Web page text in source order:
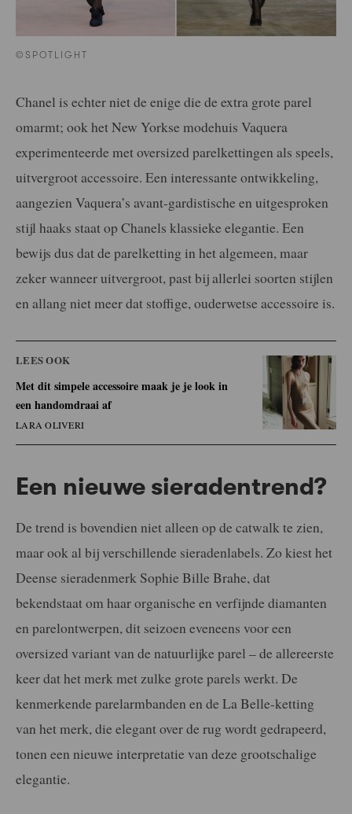
©SPOTLIGHT
Chanel is echter niet de enige die de extra grote parel
omarmt; ook het New Yorkse modehuis Vaquera
experimenteerde met oversized parelkettingen als speels,
uitvergroot accessoire. Een interessante ontwikkeling,
aangezien Vaquera’s avant-gardistische en uitgesproken
stijl haaks staat op Chanels klassieke elegantie. Een
bewijs dus dat de parelketting in het algemeen, maar
zeker wanneer uitvergroot, past bij allerlei soorten stijlen
en allang niet meer dat stoffige, ouderwetse accessoire is.
LEES OOK
Met dit simpele accessoire maak je je look in
een handomdraai af
LARA OLIVERI
Een nieuwe sieradentrend?
De trend is bovendien niet alleen op de catwalk te zien,
maar ook al bij verschillende sieradenlabels. Zo kiest het
Deense sieradenmerk Sophie Bille Brahe, dat
bekendstaat om haar organische en verfijnde diamanten
en parelontwerpen, dit seizoen eveneens voor een
oversized variant van de natuurlijke parel – de allereerste
keer dat het merk met zulke grote parels werkt. De
kenmerkende parelarmbanden en de La Belle-ketting
van het merk, die elegant over de rug wordt gedrapeerd,
tonen een nieuwe interpretatie van deze grootschalige
elegantie.